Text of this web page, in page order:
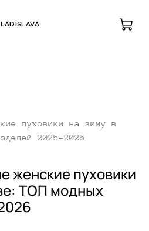
пуховики на зиму в
2025-2026
женские пуховики
ТОП модных